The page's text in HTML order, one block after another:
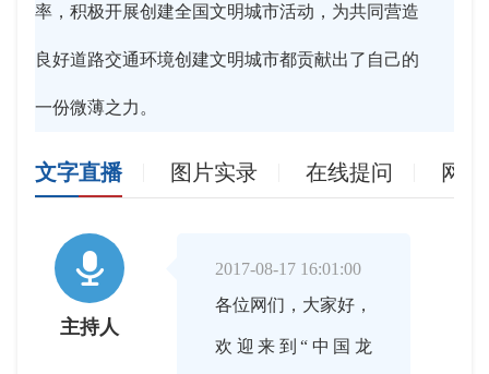
率，积极开展创建全国文明城市活动，为共同营造
良好道路交通环境创建文明城市都贡献出了自己的
一份微薄之力。
文字直播 图片实录 在线提问 网

主持人
2017-08-17 16:01:00
各位网们，大家好，
欢迎来到“中国龙